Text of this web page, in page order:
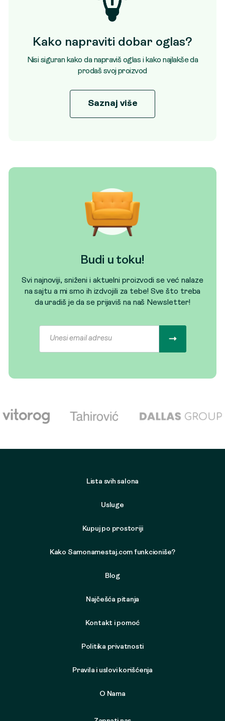
Kako napraviti dobar oglas?
Nisi siguran kako da napraviš oglas i kako najlakše da
prodaš svoj proizvod
Saznaj više
Budi u toku!
Svi najnoviji, sniženi i aktuelni proizvodi se već nalaze
na sajtu a mi smo ih izdvojili za tebe! Sve što treba
da uradiš je da se prijaviš na naš Newsletter!
Lista svih salona
Usluge
Kupuj po prostoriji
Kako Samonamestaj.com funkcioniše?
Blog
Najčešća pitanja
Kontakt i pomoć
Politika privatnosti
Pravila i uslovi korišćenja
O Nama